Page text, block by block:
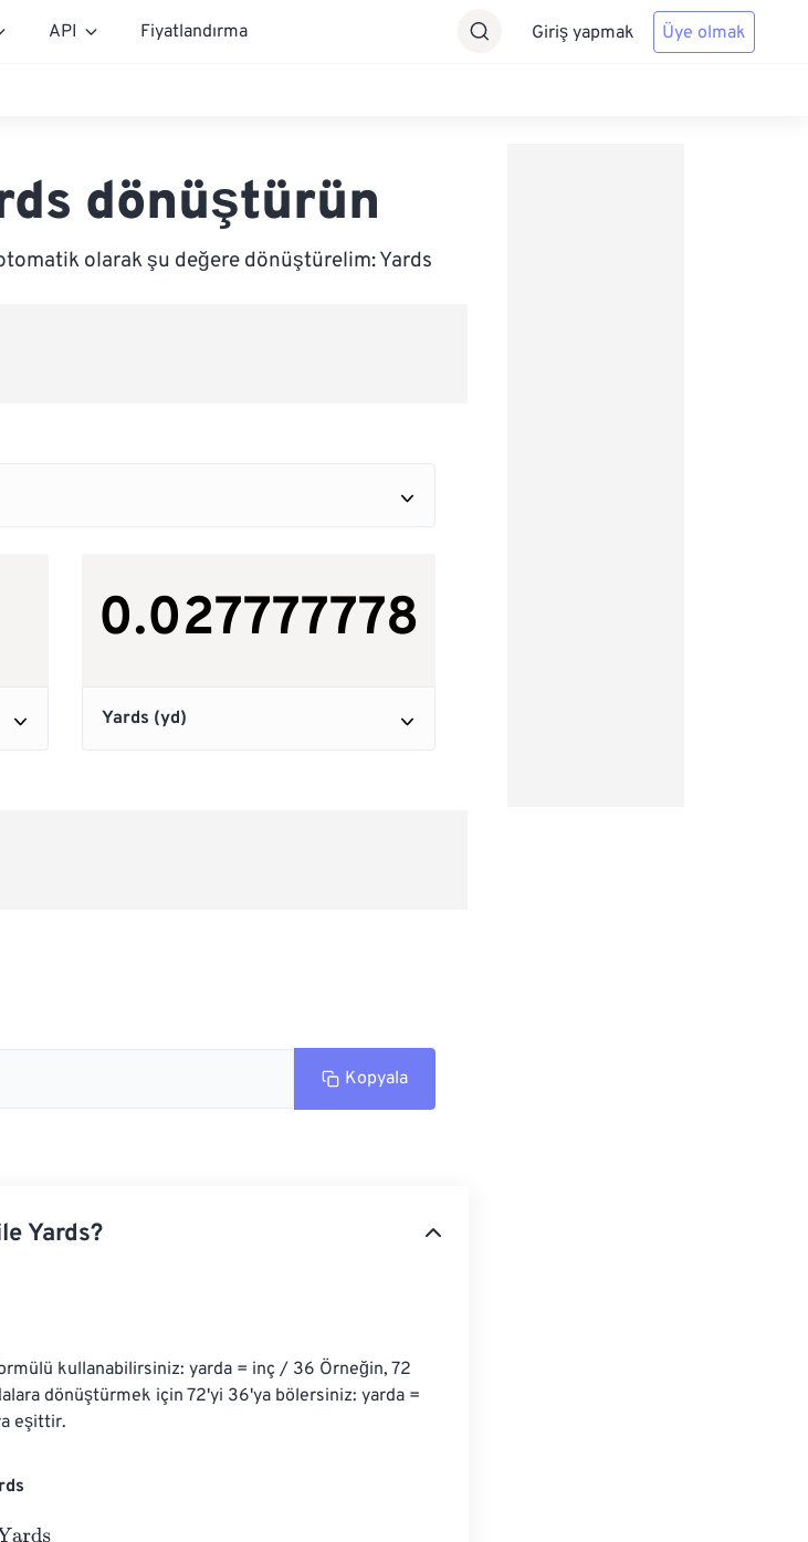
API Fiyatlandırma Giriş yapmak Üye olmak
dönüştürün
olarak şu değere dönüştürelim: Yards
Kopyala
Yards?
kullanabilirsiniz: yarda = inç / 36 Örneğin, 72
dönüştürmek için 72'yi 36'ya bölersiniz: yarda =
eşittir.